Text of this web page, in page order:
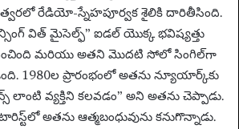
త్వరలో రేడియో-స్నేహపూర్వక శైలికి దారితీసింది.
విత్ మైసెల్ఫ్” ఐడల్ యొక్క భవిష్యత్తు
మరియు అతని మొదటి సోలో సింగిల్‌గా
1980ల ప్రారంభంలో అతను న్యూయార్క్‌కు
లాంటి వ్యక్తిని కలవడం” అని అతను చెప్పాడు.
అతను ఆత్మబంధువును కనుగొన్నాడు.